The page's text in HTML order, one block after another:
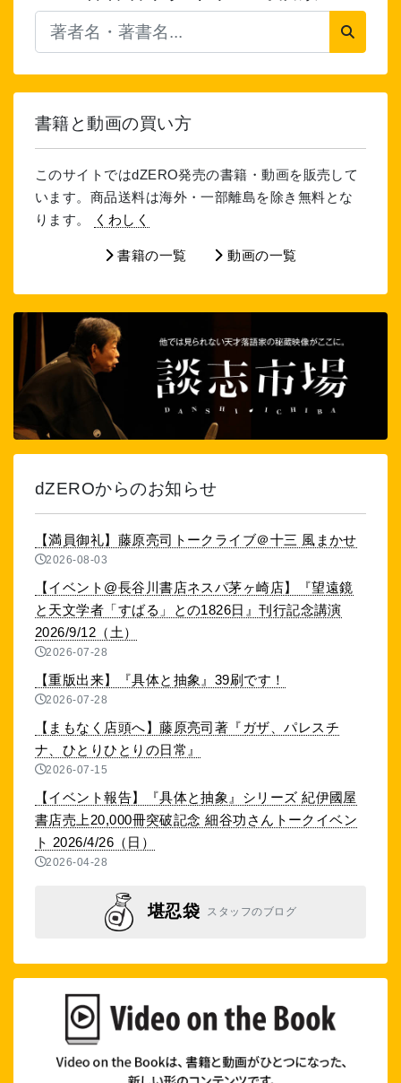
書籍と動画の買い方
このサイトではdZERO発売の書籍・動画を販売して
います。商品送料は海外・一部離島を除き無料とな
ります。
くわしく
書籍の一覧 動画の一覧
dZEROからのお知らせ
【満員御礼】藤原亮司トークライブ＠十三 風まかせ
2026-08-03
【イベント@長谷川書店ネスパ茅ヶ崎店】『望遠鏡
と天文学者「すばる」との1826日』刊行記念講演
2026/9/12（土）
2026-07-28
【重版出来】『具体と抽象』39刷です！
2026-07-28
【まもなく店頭へ】藤原亮司著『ガザ、パレスチ
ナ、ひとりひとりの日常』
2026-07-15
【イベント報告】『具体と抽象』シリーズ 紀伊國屋
書店売上20,000冊突破記念 細谷功さんトークイベン
ト 2026/4/26（日）
2026-04-28
堪忍袋 スタッフのブログ